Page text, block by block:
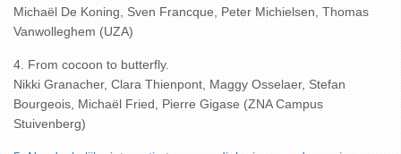
Michaël De Koning, Sven Francque, Peter Michielsen, Thomas
Vanwolleghem (UZA)
4. From cocoon to butterfly.
Nikki Granacher, Clara Thienpont, Maggy Osselaer, Stefan
Bourgeois, Michaël Fried, Pierre Gigase (ZNA Campus
Stuivenberg)